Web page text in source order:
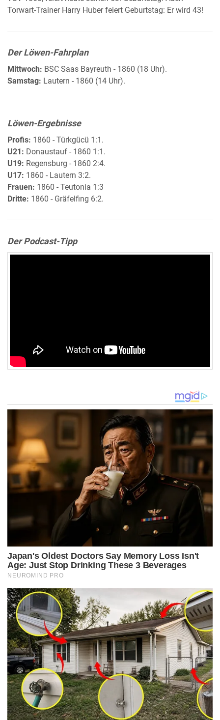
Torwart-Trainer Harry Huber feiert Geburtstag: Er wird 43!
Der Löwen-Fahrplan
Mittwoch: BSC Saas Bayreuth - 1860 (18 Uhr).
Samstag: Lautern - 1860 (14 Uhr).
Löwen-Ergebnisse
Profis: 1860 - Türkgücü 1:1.
U21: Donaustauf - 1860 1:1.
U19: Regensburg - 1860 2:4.
U17: 1860 - Lautern 3:2.
Frauen: 1860 - Teutonia 1:3
Dritte: 1860 - Gräfelfing 6:2.
Der Podcast-Tipp